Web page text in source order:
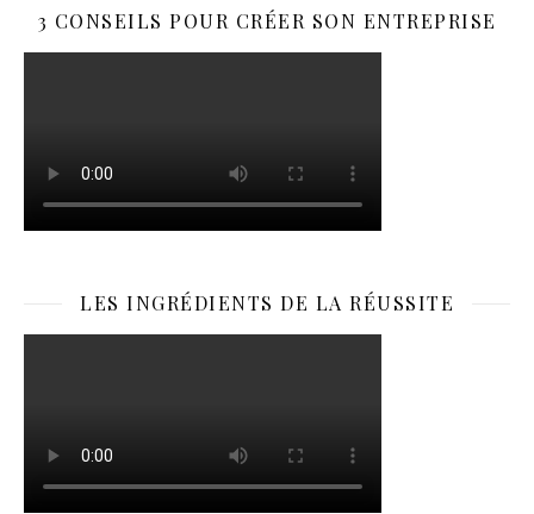
3 CONSEILS POUR CRÉER SON ENTREPRISE
LES INGRÉDIENTS DE LA RÉUSSITE